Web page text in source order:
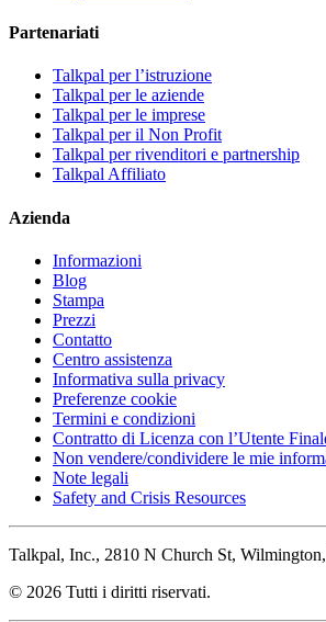
Partenariati
Talkpal per l’istruzione
Talkpal per le aziende
Talkpal per le imprese
Talkpal per il Non Profit
Talkpal per rivenditori e partnership
Talkpal Affiliato
Azienda
Informazioni
Blog
Stampa
Prezzi
Contatto
Centro assistenza
Informativa sulla privacy
Preferenze cookie
Termini e condizioni
Contratto di Licenza con l’Utente
Non vendere/condividere le mie
Note legali
Safety and Crisis Resources
Talkpal, Inc., 2810 N Church St,
© 2026 Tutti i diritti riservati.